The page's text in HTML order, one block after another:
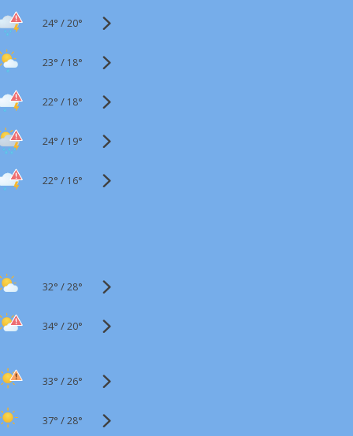
24° /20°
23° / 18°
22° / 18°
24° / 19°
22° / 16°
32° /28°
34° /20°
33° /26°
37° /28°